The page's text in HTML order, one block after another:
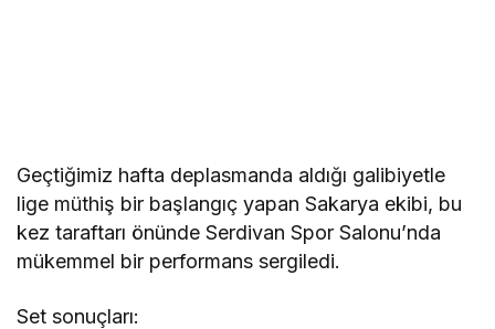
Geçtiğimiz hafta deplasmanda aldığı galibiyetle
lige müthiş bir başlangıç yapan Sakarya ekibi, bu
kez taraftarı önünde Serdivan Spor Salonu’nda
mükemmel bir performans sergiledi.
Set sonuçları: